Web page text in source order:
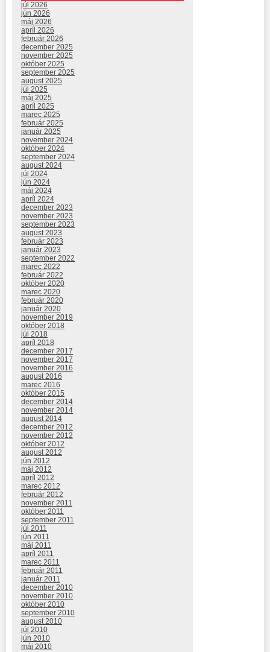
júl 2026
jún 2026
máj 2026
apríl 2026
február 2026
december 2025
november 2025
október 2025
september 2025
august 2025
júl 2025
máj 2025
apríl 2025
marec 2025
február 2025
január 2025
november 2024
október 2024
september 2024
august 2024
júl 2024
jún 2024
máj 2024
apríl 2024
december 2023
november 2023
september 2023
august 2023
február 2023
január 2023
september 2022
marec 2022
február 2022
október 2020
marec 2020
február 2020
január 2020
november 2019
október 2018
júl 2018
apríl 2018
december 2017
november 2017
november 2016
august 2016
marec 2016
október 2015
december 2014
november 2014
august 2014
december 2012
november 2012
október 2012
august 2012
jún 2012
máj 2012
apríl 2012
marec 2012
február 2012
november 2011
október 2011
september 2011
júl 2011
jún 2011
máj 2011
apríl 2011
marec 2011
február 2011
január 2011
december 2010
november 2010
október 2010
september 2010
august 2010
júl 2010
jún 2010
máj 2010